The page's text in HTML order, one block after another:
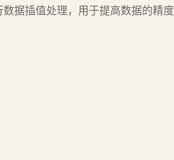
据插值处理，用于提高数据的精